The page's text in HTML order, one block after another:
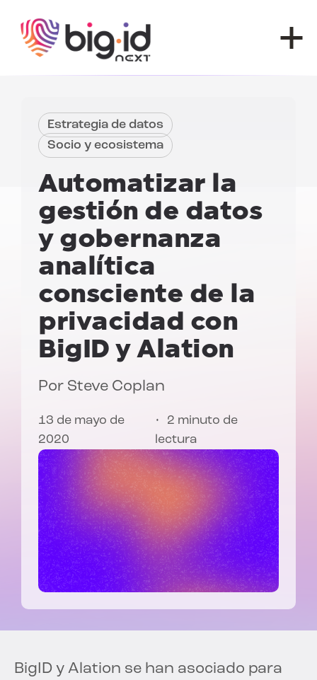
Estrategia de datos
Socio y ecosistema
Automatizar la
gestión de datos
y gobernanza
analítica
consciente de la
privacidad con
BigID y Alation
Por Steve Coplan
13 de mayo de
2020
2 minuto de
lectura
BigID y Alation se han asociado para